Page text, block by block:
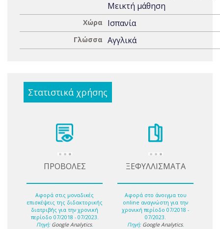
Μεικτή μάθηση
Χώρα Ισπανία
Γλώσσα Αγγλικά
Στατιστικά χρήσης
ΠΡΟΒΟΛΕΣ
Αφορά στις μοναδικές
επισκέψεις της διδακτορικής
διατριβής για την χρονική
περίοδο 07/2018 - 07/2023.
Πηγή: Google Analytics.
ΞΕΦΥΛΛΙΣΜΑΤΑ
Αφορά στο άνοιγμα του
online αναγνώστη για την
χρονική περίοδο 07/2018 -
07/2023.
Πηγή: Google Analytics.